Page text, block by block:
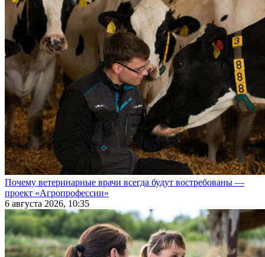
Почему ветеринарные врачи всегда будут востребованы —
проект «Агропрофессии»
6 августа 2026, 10:35